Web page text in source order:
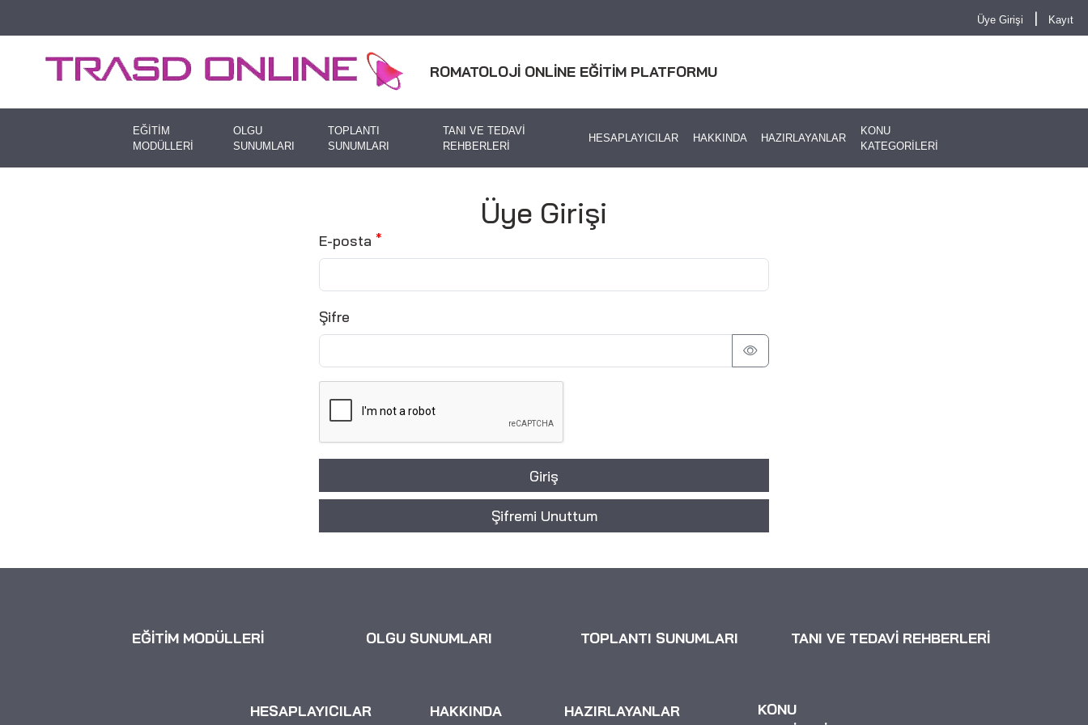
Üye Girişi | Kayıt
ROMATOLOJİ ONLİNE EĞİTİM PLATFORMU
EĞİTİM
MODÜLLERİ
OLGU
SUNUMLARI
TOPLANTI
SUNUMLARI
TANI VE TEDAVİ
REHBERLERİ
HESAPLAYICILAR HAKKINDA HAZIRLAYANLAR
KONU
KATEGORİLERİ
Üye Girişi
E-posta
Şifre
Giriş
Şifremi Unuttum
EĞİTİM MODÜLLERİ OLGU SUNUMLARI TOPLANTI SUNUMLARI TANI VE TEDAVİ REHBERLERİ
HESAPLAYICILAR HAKKINDA HAZIRLAYANLAR
KONU